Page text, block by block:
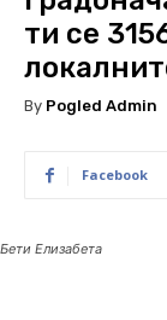
ти се
By Pogled Admin
Facebook
Бети Елизабета